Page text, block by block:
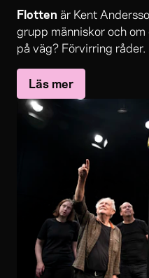
Flotten är Kent
grupp människor och
på väg? Förvirring
Någon jagar pengar och
byte i jakten. Kommer de
och Lycksalighetens ö?
Läs mer